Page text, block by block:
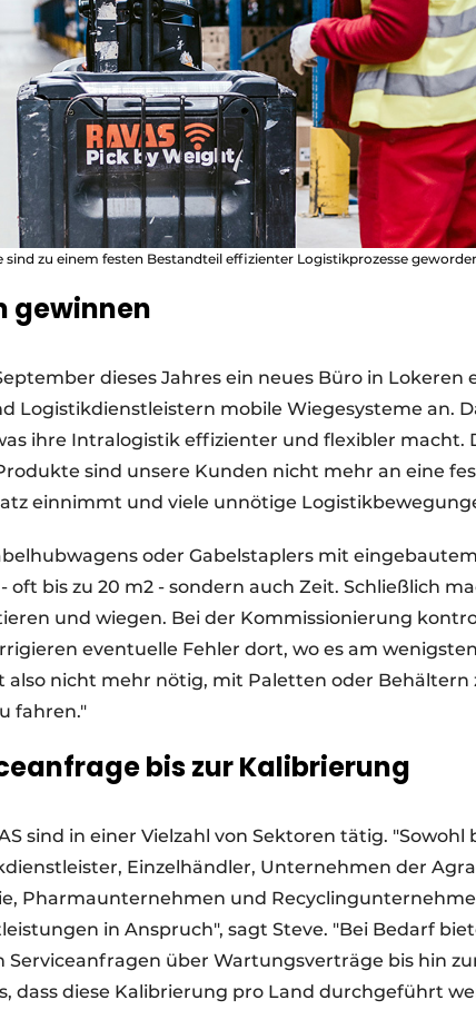
sind zu einem festen Bestandteil effizienter Logistikprozesse
gewinnen
dieses Jahres ein neues Büro in
Logistikdienstleistern mobile Wiegesysteme an.
ihre Intralogistik effizienter und flexibler macht.
sind unsere Kunden nicht mehr an eine
einnimmt und viele unnötige
oder Gabelstaplers mit
bis zu 20 m2 - sondern auch Zeit. Schließlich
und wiegen. Bei der Kommissionierung
eventuelle Fehler dort, wo es am
also nicht mehr nötig, mit Paletten oder Behältern
fahren."
bis zur Kalibrierung
sind in einer Vielzahl von Sektoren tätig. "Sowohl
Einzelhändler, Unternehmen der
Pharmaunternehmen und
in Anspruch", sagt Steve. "Bei Bedarf
Serviceanfragen über Wartungsverträge bis hin
dass diese Kalibrierung pro Land durchgeführt